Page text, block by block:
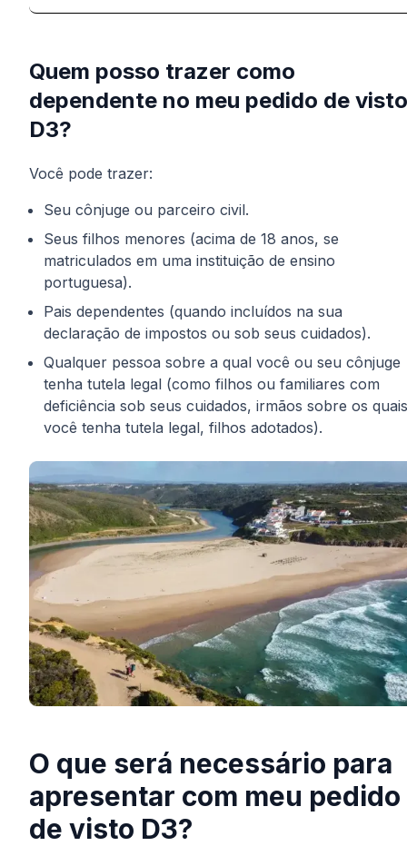
Quem posso trazer como
dependente no meu pedido de visto
D3?
Você pode trazer:
Seu cônjuge ou parceiro civil.
Seus filhos menores (acima de 18 anos, se
matriculados em uma instituição de ensino
portuguesa).
Pais dependentes (quando incluídos na sua
declaração de impostos ou sob seus cuidados).
Qualquer pessoa sobre a qual você ou seu cônjuge
tenha tutela legal (como filhos ou familiares com
deficiência sob seus cuidados, irmãos sobre os quais
você tenha tutela legal, filhos adotados).
O que será necessário para
apresentar com meu pedido
de visto D3?